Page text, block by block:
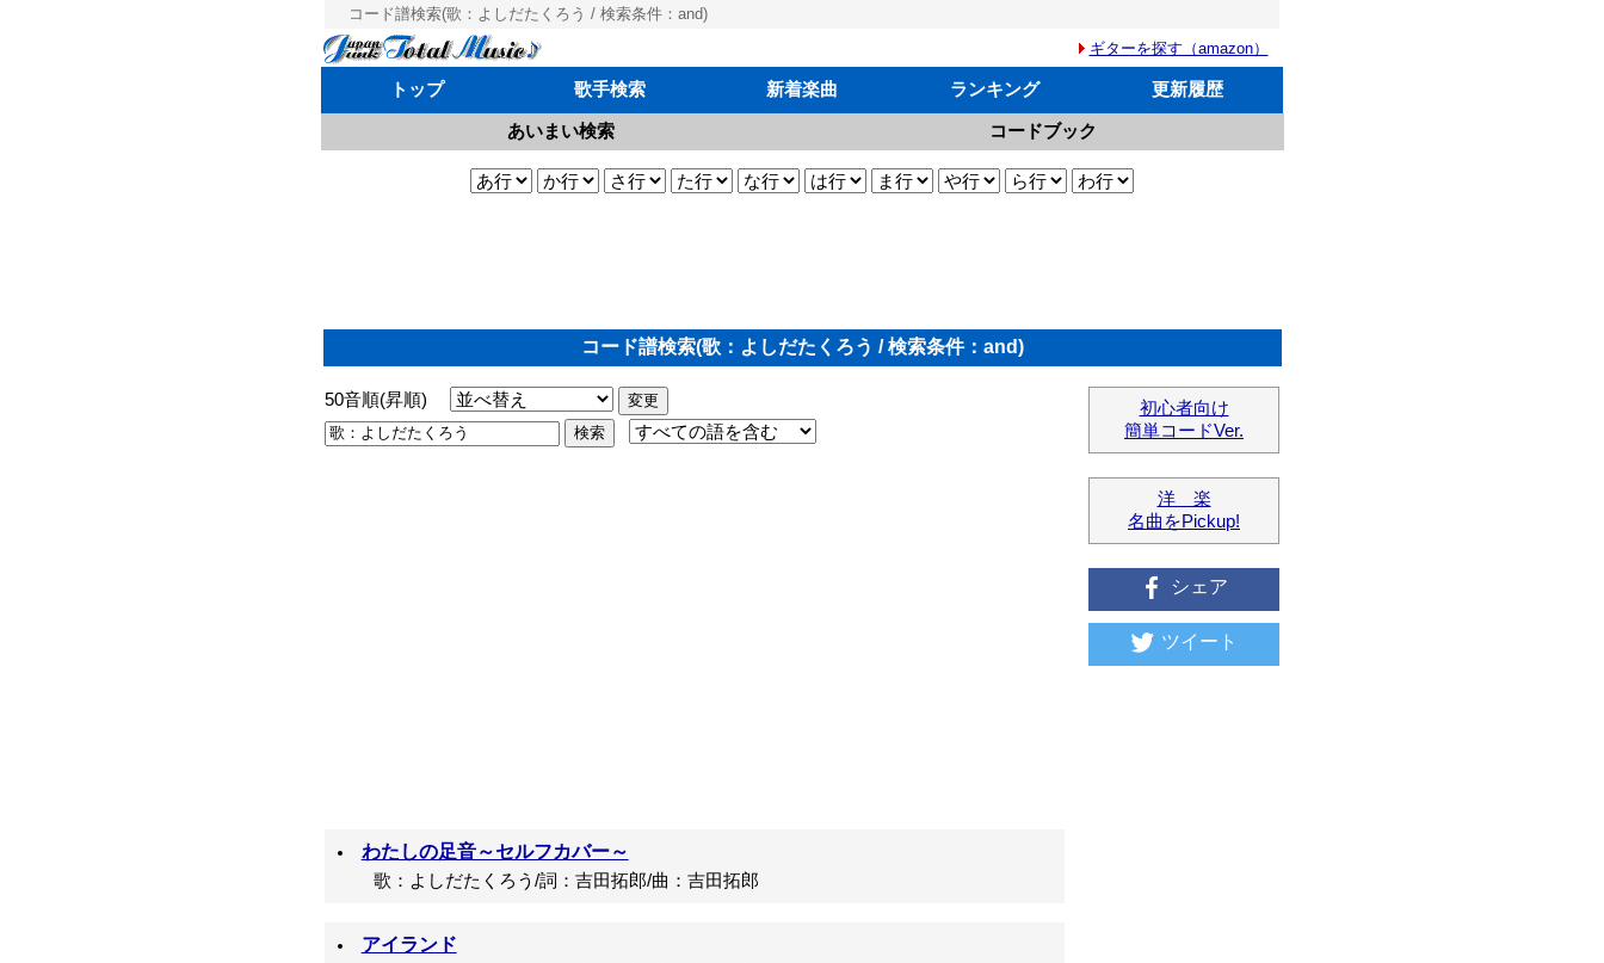
コード譜検索(歌：よしだたくろう / 検索条件：and)
ギターを探す（amazon）
トップ 歌手検索 新着楽曲 ランキング 更新履歴
あいまい検索 コードブック
コード譜検索(歌：よしだたくろう / 検索条件：and)
50音順(昇順)
わたしの足音～セルフカバー～
歌：よしだたくろう/詞：吉田拓郎/曲：吉田拓郎
アイランド
初心者向け
簡単コードVer.
洋 楽
名曲をPickup!
シェア
ツイート